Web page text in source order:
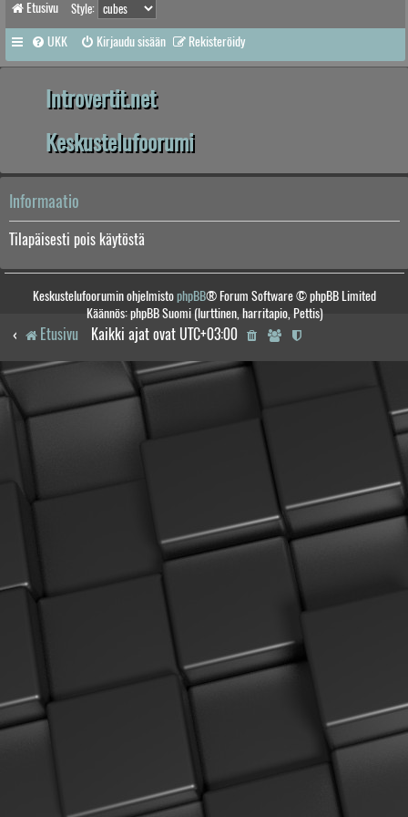
Etusivu Style:
UKK Kirjaudu sisään Rekisteröidy
Introvertit.net
Keskustelufoorumi
Informaatio
Tilapäisesti pois käytöstä
Keskustelufoorumin ohjelmistophpBB® Forum Software © phpBB Limited
Käännös: phpBB Suomi (lurttinen, harritapio, Pettis)
Etusivu Kaikki ajat ovat UTC+03:00